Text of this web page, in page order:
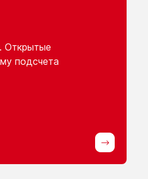
Открытые
подсчета